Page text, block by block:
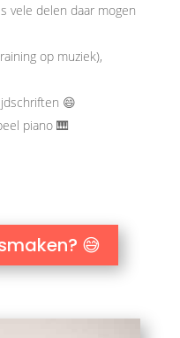
vele delen daar mogen
op muziek),
😄
piano 🎹
😅